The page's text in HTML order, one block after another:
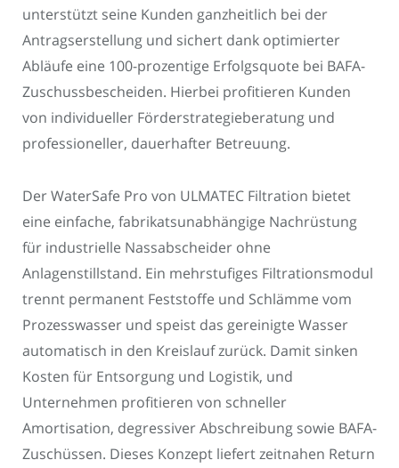
unterstützt seine Kunden ganzheitlich bei der
Antragserstellung und sichert dank optimierter
Abläufe eine 100-prozentige Erfolgsquote bei BAFA-
Zuschussbescheiden. Hierbei profitieren Kunden
von individueller Förderstrategieberatung und
professioneller, dauerhafter Betreuung.
Der WaterSafe Pro von ULMATEC Filtration bietet
eine einfache, fabrikatsunabhängige Nachrüstung
für industrielle Nassabscheider ohne
Anlagenstillstand. Ein mehrstufiges Filtrationsmodul
trennt permanent Feststoffe und Schlämme vom
Prozesswasser und speist das gereinigte Wasser
automatisch in den Kreislauf zurück. Damit sinken
Kosten für Entsorgung und Logistik, und
Unternehmen profitieren von schneller
Amortisation, degressiver Abschreibung sowie BAFA-
Zuschüssen. Dieses Konzept liefert zeitnahen Return